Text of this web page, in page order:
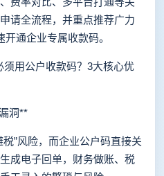
请全流程，并重点推荐广力
通企业专属收款码。
用公户收款码？3大核心优
洞**
”风险，而企业公户码直接关
成电子回单，财务做账、税